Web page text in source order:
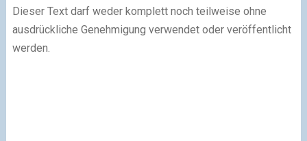
Dieser Text darf weder komplett noch teilweise ohne
ausdrückliche Genehmigung verwendet oder veröffentlicht
werden.